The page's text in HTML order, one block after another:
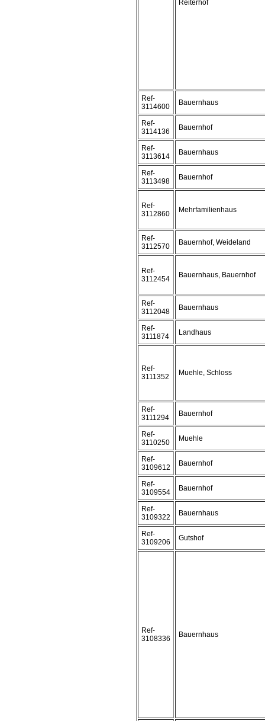
Reiterhof
Ref-
3114600
Bauernhaus
Ref-
3114136
Bauernhof
Ref-
3113614
Bauernhaus
Ref-
3113498
Bauernhof
Ref-
3112860
Mehrfamilienhaus
Ref-
3112570
Bauernhof, Weideland
Ref-
3112454
Bauernhaus, Bauernhof
Ref-
3112048
Bauernhaus
Ref-
3111874
Landhaus
Ref-
3111352
Muehle, Schloss
Ref-
3111294
Bauernhof
Ref-
3110250
Muehle
Ref-
3109612
Bauernhof
Ref-
3109554
Bauernhof
Ref-
3109322
Bauernhaus
Ref-
3109206
Gutshof
Ref-
3108336
Bauernhaus